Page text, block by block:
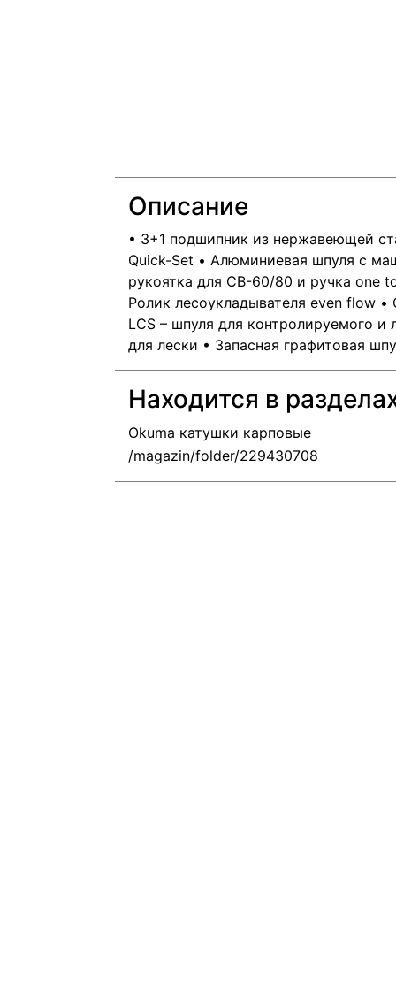
Описание
• 3+1 подшипник из нержавеющей
Quick-Set • Алюминиевая шпуля с
рукоятка для CB-60/80 и ручка one
Ролик лесоукладывателя еven flow
LCS – шпуля для контролируемого
для лески • Запасная графитовая
Находится в
Okuma катушки карповые